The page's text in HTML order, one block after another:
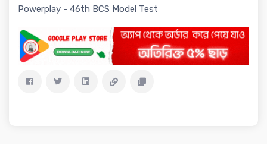
Powerplay - 46th BCS Model Test